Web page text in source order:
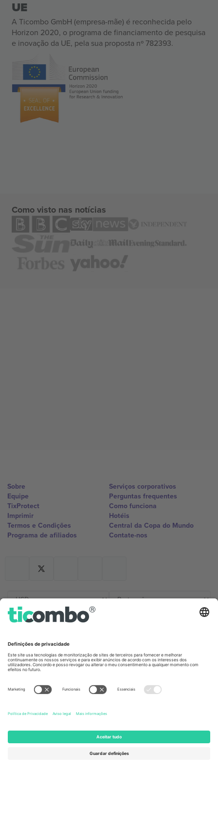
UE
A Ticombo GmbH (empresa-mãe) é reconhecida pelo
Horizon 2020, o programa de financiamento de pesquisa
e inovação da UE, pela sua proposta nº 782393.
Como visto nas notícias
Sobre
Equipe
TixProtect
Imprimir
Termos e Condições
Programa de afiliados
Serviços corporativos
Perguntas frequentes
Como funciona
Hotéis
Central da Copa do Mundo
Contate-nos
Germany
Unter den Linden 24, 10117
United Kingdom
167 City Road, London, Greater
Kingdom
United States
Newark, Delaware 19713, United
States
Engelberg, Switzerland